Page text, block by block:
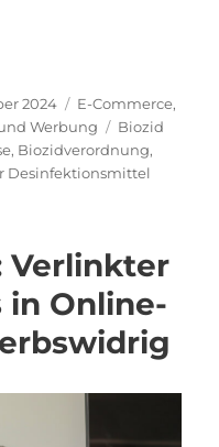
mit
2024 Kategorien
E-Commerce,
Werbung Schlagwörter
Biozid
, Biozidverordnung,
Desinfektionsmittel
Verlinkter
in Online-